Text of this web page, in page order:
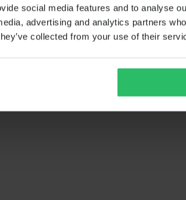
social media features and to analyse
advertising and analytics partners
collected from your use of their